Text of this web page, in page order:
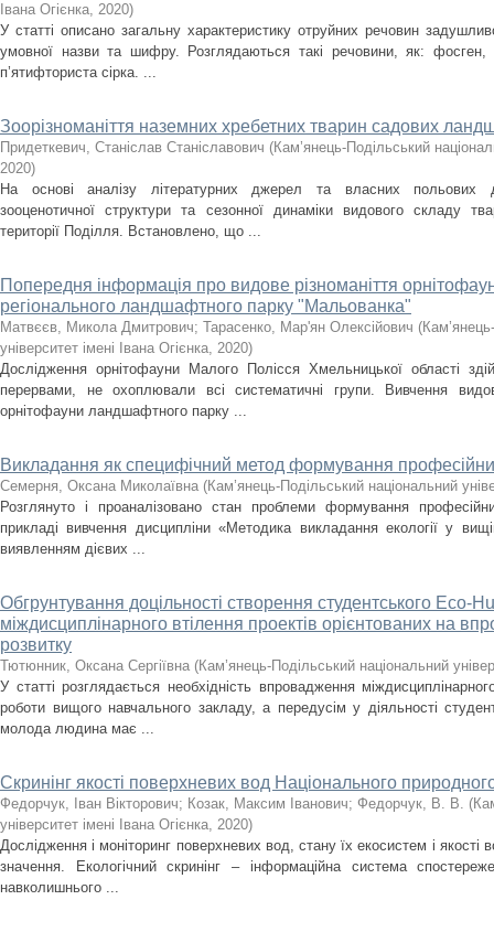
Івана Огієнка, 2020)
У статті описано загальну характеристику отруйних речовин
умовної назви та шифру. Розглядаються такі речовини, як:
п’ятифториста сірка. ...
Зоорізноманіття наземних хребетних тварин садових
Придеткевич, Станіслав Станіславович (Кам’янець-Подільський
2020)
На основі аналізу літературних джерел та власних польових
зооценотичної структури та сезонної динаміки видового складу
території Поділля. Встановлено, що ...
Попередня інформація про видове різноманіття
регіонального ландшафтного парку "Мальованка"
Матвєєв, Микола Дмитрович; Тарасенко, Мар'ян Олексійович (
університет імені Івана Огієнка, 2020)
Дослідження орнітофауни Малого Полісся Хмельницької області
перервами, не охоплювали всі систематичні групи. Вивчення
орнітофауни ландшафтного парку ...
Викладання як специфічний метод формування
Семерня, Оксана Миколаївна (Кам’янець-Подільський національний
Розглянуто і проаналізовано стан проблеми формування
прикладі вивчення дисципліни «Методика викладання екології у
виявленням дієвих ...
Обгрунтування доцільності створення студентського Eco-
міждисциплінарного втілення проектів орієнтованих на
розвитку
Тютюнник, Оксана Сергіївна (Кам’янець-Подільський національний
У статті розглядається необхідність впровадження
роботи вищого навчального закладу, а передусім у діяльності
молода людина має ...
Скринінг якості поверхневих вод Національного
Федорчук, Іван Вікторович; Козак, Максим Іванович; Федорчук, В. В. (
університет імені Івана Огієнка, 2020)
Дослідження і моніторинг поверхневих вод, стану їх екосистем і
значення. Екологічний скринінг – інформаційна система
навколишнього ...